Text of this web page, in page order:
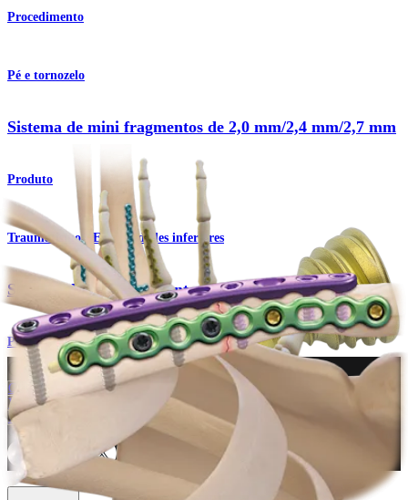
Procedimento
Pé e tornozelo
Sistema de mini fragmentos de 2,0 mm/2,4 mm/2,7 mm
Produto
Traumatismo - Extremidades inferiores
Sistema de mini fragmentos
Procedimento
Como podemos ajudar?
Contacte um representante
Veja eventos, laboratórios e oportunidades educacionais
Inscreva-se para receber: O que há de novo na Arthrex?
Conecte-se conosco